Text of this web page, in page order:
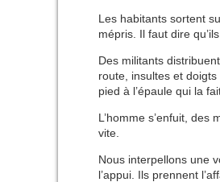
Les habitants sortent
mépris. Il faut dire
Des militants
route, insultes et
pied à l’épaule qui la
L’homme s’enfuit,
vite.
Nous interpellons une
l’appui. Ils prennent